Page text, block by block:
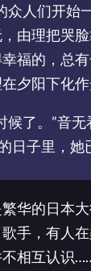
众人们开始
由理把哭
福的，总
夕阳下化
候了。”音
日子里，
华的日本
手，有人
相互认识